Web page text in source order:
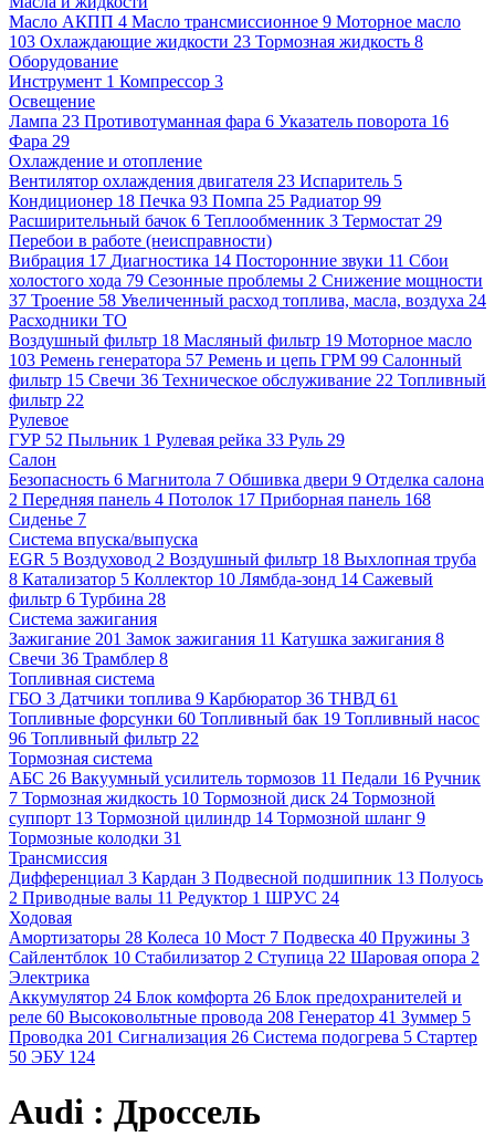
Масло АКПП 4 Масло трансмиссионное 9 Моторное масло
103 Охлаждающие жидкости 23 Тормозная жидкость 8
Оборудование
Инструмент 1 Компрессор 3
Освещение
Лампа 23 Противотуманная фара 6 Указатель поворота 16
Фара 29
Охлаждение и отопление
Вентилятор охлаждения двигателя 23 Испаритель 5
Кондиционер 18 Печка 93 Помпа 25 Радиатор 99
Расширительный бачок 6 Теплообменник 3 Термостат 29
Перебои в работе (неисправности)
Вибрация 17 Диагностика 14 Посторонние звуки 11 Сбои
холостого хода 79 Сезонные проблемы 2 Снижение мощности
37 Троение 58 Увеличенный расход топлива, масла, воздуха 24
Расходники ТО
Воздушный фильтр 18 Масляный фильтр 19 Моторное масло
103 Ремень генератора 57 Ремень и цепь ГРМ 99 Салонный
фильтр 15 Свечи 36 Техническое обслуживание 22 Топливный
фильтр 22
Рулевое
ГУР 52 Пыльник 1 Рулевая рейка 33 Руль 29
Салон
Безопасность 6 Магнитола 7 Обшивка двери 9 Отделка салона
2 Передняя панель 4 Потолок 17 Приборная панель 168
Сиденье 7
Система впуска/выпуска
EGR 5 Воздуховод 2 Воздушный фильтр 18 Выхлопная труба
8 Катализатор 5 Коллектор 10 Лямбда-зонд 14 Сажевый
фильтр 6 Турбина 28
Система зажигания
Зажигание 201 Замок зажигания 11 Катушка зажигания 8
Свечи 36 Трамблер 8
Топливная система
ГБО 3 Датчики топлива 9 Карбюратор 36 ТНВД 61
Топливные форсунки 60 Топливный бак 19 Топливный насос
96 Топливный фильтр 22
Тормозная система
АБС 26 Вакуумный усилитель тормозов 11 Педали 16 Ручник
7 Тормозная жидкость 10 Тормозной диск 24 Тормозной
суппорт 13 Тормозной цилиндр 14 Тормозной шланг 9
Тормозные колодки 31
Трансмиссия
Дифференциал 3 Кардан 3 Подвесной подшипник 13 Полуось
2 Приводные валы 11 Редуктор 1 ШРУС 24
Ходовая
Амортизаторы 28 Колеса 10 Мост 7 Подвеска 40 Пружины 3
Сайлентблок 10 Стабилизатор 2 Ступица 22 Шаровая опора 2
Электрика
Аккумулятор 24 Блок комфорта 26 Блок предохранителей и
реле 60 Высоковольтные провода 208 Генератор 41 Зуммер 5
Проводка 201 Сигнализация 26 Система подогрева 5 Стартер
50 ЭБУ 124
Audi : Дроссель